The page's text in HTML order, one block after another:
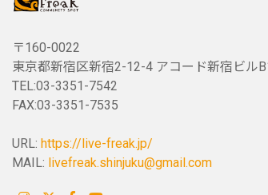
〒160-0022
東京都新宿区新宿2-12-4 アコード新宿ビル
TEL:03-3351-7542
FAX:03-3351-7535
URL: https://live-freak.jp/
MAIL: livefreak.shinjuku@gmail.com